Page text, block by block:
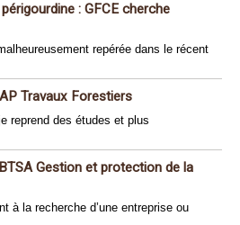
: GFCE cherche
repérée dans le récent
Travaux Forestiers
reprend des études et plus
Gestion et protection de la
à la recherche d’une entreprise ou